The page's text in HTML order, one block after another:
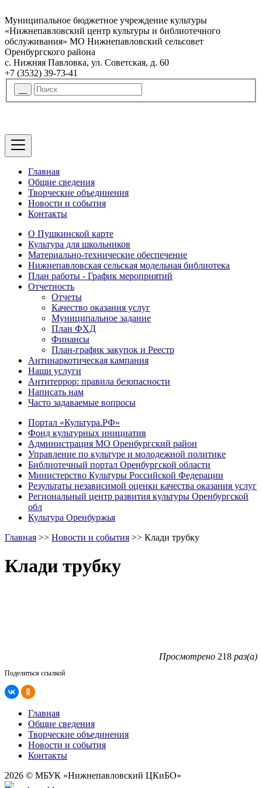
Муниципальное бюджетное учреждение культуры
«Нижнепавловский центр культуры и библиотечного
обслуживания» МО Нижнепавловский сельсовет
Оренбургского района
с. Нижняя Павловка, ул. Советская, д. 60
+7 (3532) 39-73-41
Главная
Общие сведения
Творческие объединения
Новости и события
Контакты
О Пушкинской карте
Культура для школьников
Материально-технические обеспечение
Нижнепавловская сельская модельная библиотека
План работы - График мероприятий
Отчетность
Отчеты
Качество оказания услуг
Муниципальное задание
План ФХД
Финансы
План-график закупок и Реестр
Антинаркотическая кампания
Наши услуги
Антитеррор: правила безопасности
Написать нам
Часто задаваемые вопросы
Портал «Культура.РФ»
Фонд культурных инициатив
Администрация МО Оренбургский район
Управление по культуре и молодежной политике
Библиотечный портал Оренбургской области
Министерство Культуры Российской Федерации
Результаты независимой оценки качества оказания услуг
Региональный центр развития культуры Оренбургской
обл
Культура Оренбуржья
Главная >> Новости и события >> Клади трубку
Клади трубку
Просмотрено 218 раз(а)
Поделиться ссылкой
Главная
Общие сведения
Творческие объединения
Новости и события
Контакты
2026 © МБУК «Нижнепавловский ЦКиБО»